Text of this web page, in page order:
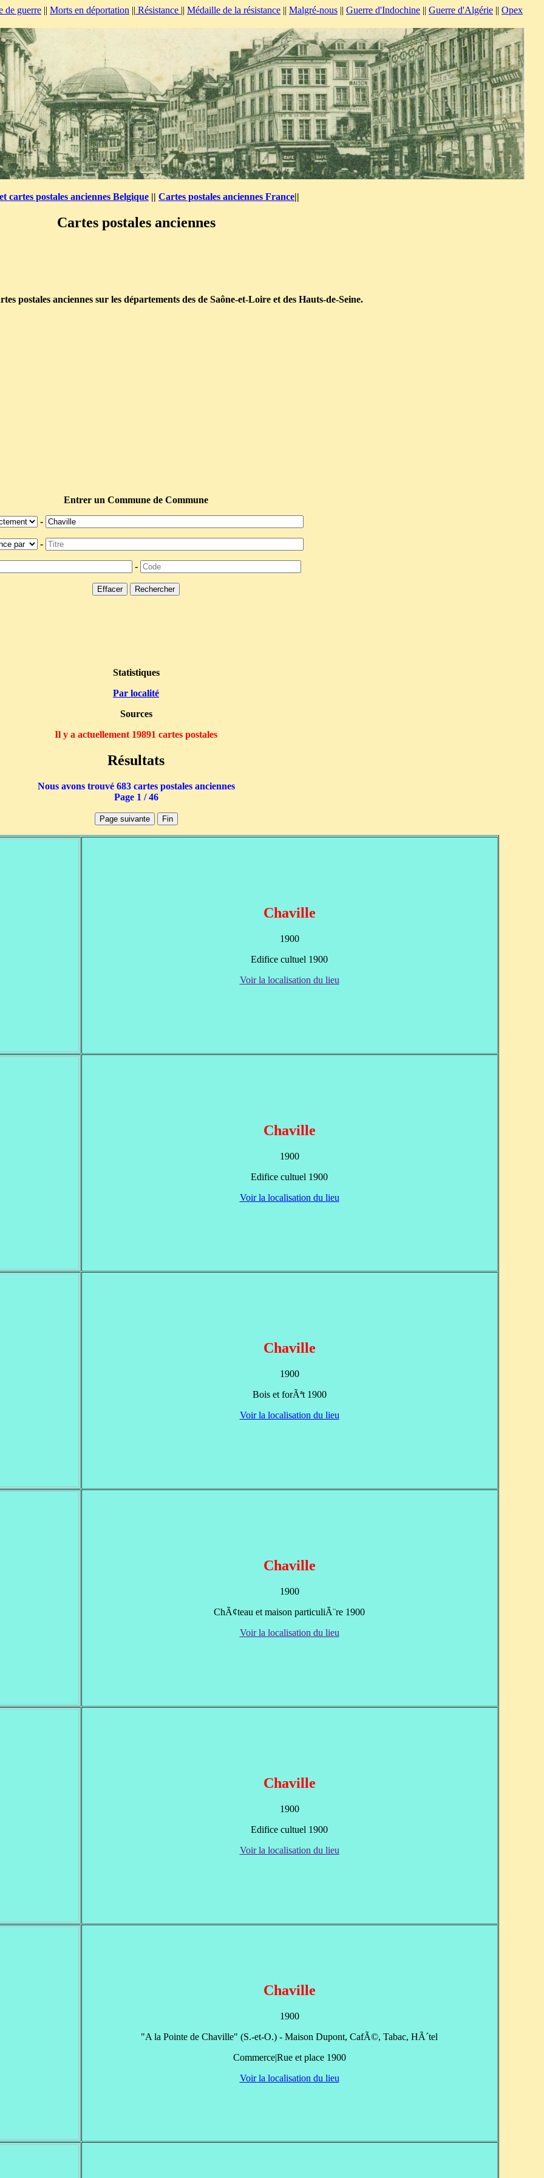
de guerre || Morts en déportation || Résistance || Médaille de la résistance || Malgré-nous || Guerre d'Indochine || Guerre d'Algérie || Opex
cartes postales anciennes Belgique || Cartes postales anciennes France||
Cartes postales anciennes
postales anciennes sur les départements des de Saône-et-Loire et des Hauts-de-Seine.
Entrer un Commune de Commune
-
-
-
Statistiques
Par localité
Sources
Il y a actuellement 19891 cartes postales
Résultats
Nous avons trouvé 683 cartes postales anciennes
Page 1 / 46
Chaville
1900
Edifice cultuel 1900
Voir la localisation du lieu
Chaville
1900
Edifice cultuel 1900
Voir la localisation du lieu
Chaville
1900
Bois et forÃªt 1900
Voir la localisation du lieu
Chaville
1900
ChÃ¢teau et maison particuliÃ¨re 1900
Voir la localisation du lieu
Chaville
1900
Edifice cultuel 1900
Voir la localisation du lieu
Chaville
1900
"A la Pointe de Chaville" (S.-et-O.) - Maison Dupont, CafÃ©, Tabac, HÃ´tel
Commerce|Rue et place 1900
Voir la localisation du lieu